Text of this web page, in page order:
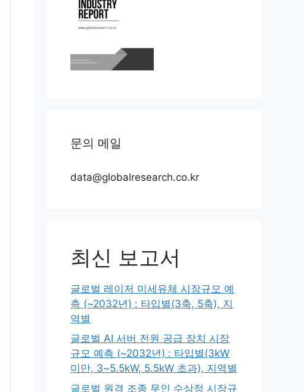
문의 메일
data@globalresearch.co.kr
최신 보고서
글로벌 레이저 미세유체 시장규모 예
측 (~2032년) : 타입별(3축, 5축), 지
역별
글로벌 AI 서버 전원 공급 장치 시장
규모 예측 (~2032년) : 타입별(3kW
미만, 3~5.5kW, 5.5kW 초과), 지역별
글로벌 원격 조종 무인 수상정 시장규